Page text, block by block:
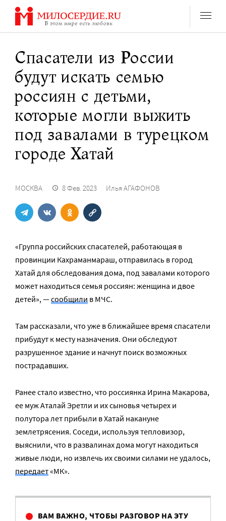
Перейти
содержанию
Спасатели из России
будут искать семью
россиян с детьми,
которые могли выжить
под завалами в турецком
городе Хатай
МОСКВА 8 Фев. 2023 Илья АГАФОНОВ
«Группа российских спасателей, работающая в
провинции Кахраманмараш, отправилась в город
Хатай для обследования дома, под завалами которого
может находиться семья россиян: женщина и двое
детей», —сообщили в МЧС.
Там рассказали, что уже в ближайшее время спасатели
прибудут к месту назначения. Они обследуют
разрушенное здание и начнут поиск возможных
пострадавших.
Ранее стало известно, что россиянка Ирина Макарова,
ее муж Аталай Эретли и их сыновья четырех и
полутора лет прибыли в Хатай накануне
землетрясения. Соседи, используя тепловизор,
выяснили, что в развалинах дома могут находиться
живые люди, но извлечь их своими силами не удалось,
передает«МК».
ВАМ ВАЖНО, ЧТОБЫ РАЗГОВОР НА ЭТУ